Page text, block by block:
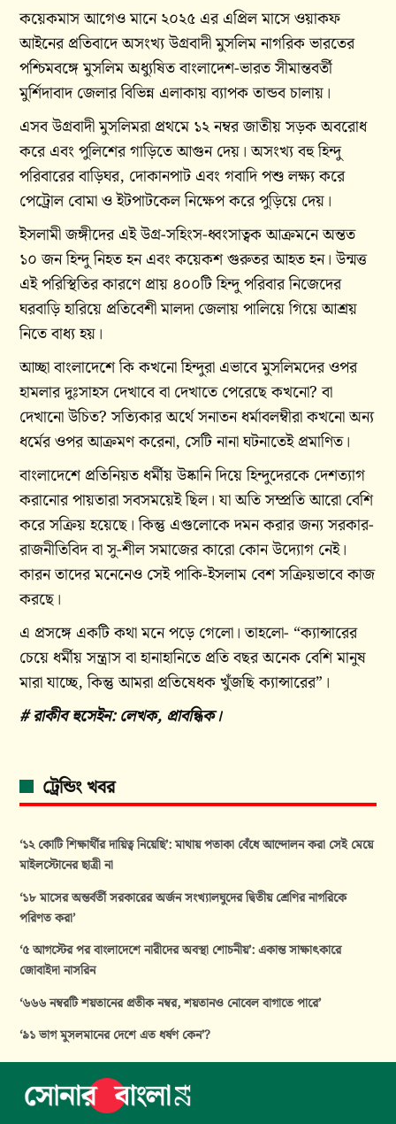
কয়েকমাস আগেও মানে ২০২৫ এর এপ্রিল মাসে ওয়াকফ
আইনের প্রতিবাদে অসংখ্য উগ্রবাদী মুসলিম নাগরিক ভারতের
পশ্চিমবঙ্গে মুসলিম অধ্যুষিত বাংলাদেশ-ভারত সীমান্তবর্তী
মুর্শিদাবাদ জেলার বিভিন্ন এলাকায় ব্যাপক তান্ডব চালায়।
এসব উগ্রবাদী মুসলিমরা প্রথমে ১২ নম্বর জাতীয় সড়ক অবরোধ
করে এবং পুলিশের গাড়িতে আগুন দেয়। অসংখ্য বহু হিন্দু
পরিবারের বাড়িঘর, দোকানপাট এবং গবাদি পশু লক্ষ্য করে
পেট্রোল বোমা ও ইটপাটকেল নিক্ষেপ করে পুড়িয়ে দেয়।
ইসলামী জঙ্গীদের এই উগ্র-সহিংস-ধ্বংসাত্বক আক্রমনে অন্তত
১০ জন হিন্দু নিহত হন এবং কয়েকশ গুরুতর আহত হন। উন্মত্ত
এই পরিস্থিতির কারণে প্রায় ৪০০টি হিন্দু পরিবার নিজেদের
ঘরবাড়ি হারিয়ে প্রতিবেশী মালদা জেলায় পালিয়ে গিয়ে আশ্রয়
নিতে বাধ্য হয়।
আচ্ছা বাংলাদেশে কি কখনো হিন্দুরা এভাবে মুসলিমদের ওপর
হামলার দুঃসাহস দেখাবে বা দেখাতে পেরেছে কখনো? বা
দেখানো উচিত? সত্যিকার অর্থে সনাতন ধর্মাবলম্বীরা কখনো অন্য
ধর্মের ওপর আক্রমণ করেনা, সেটি নানা ঘটনাতেই প্রমাণিত।
বাংলাদেশে প্রতিনিয়ত ধর্মীয় উষ্কানি দিয়ে হিন্দুদেরকে দেশত্যাগ
করানোর পায়তারা সবসময়েই ছিল। যা অতি সম্প্রতি আরো বেশি
করে সক্রিয় হয়েছে। কিন্তু এগুলোকে দমন করার জন্য সরকার-
রাজনীতিবিদ বা সু-শীল সমাজের কারো কোন উদ্যোগ নেই।
কারন তাদের মনেনেও সেই পাকি-ইসলাম বেশ সক্রিয়ভাবে কাজ
করছে।
এ প্রসঙ্গে একটি কথা মনে পড়ে গেলো। তাহলো- “ক্যান্সারের
চেয়ে ধর্মীয় সন্ত্রাস বা হানাহানিতে প্রতি বছর অনেক বেশি মানুষ
মারা যাচ্ছে, কিন্তু আমরা প্রতিষেধক খুঁজছি ক্যান্সারের”।
# রাকীব হুসেইন: লেখক, প্রাবন্ধিক।
ট্রেন্ডিং খবর
‘১২ কোটি শিক্ষার্থীর দায়িত্ব নিয়েছি’: মাথায় পতাকা বেঁধে আন্দোলন করা সেই মেয়ে
মাইলস্টোনের ছাত্রী না
‘১৮ মাসের অন্তর্বর্তী সরকারের অর্জন সংখ্যালঘুদের দ্বিতীয় শ্রেণির নাগরিকে
পরিণত করা’
‘৫ আগস্টের পর বাংলাদেশে নারীদের অবস্থা শোচনীয়’: একান্ত সাক্ষাৎকারে
জোবাইদা নাসরিন
‘৬৬৬ নম্বরটি শয়তানের প্রতীক নম্বর, শয়তানও নোবেল বাগাতে পারে’
‘৯১ ভাগ মুসলমানের দেশে এত ধর্ষণ কেন’?